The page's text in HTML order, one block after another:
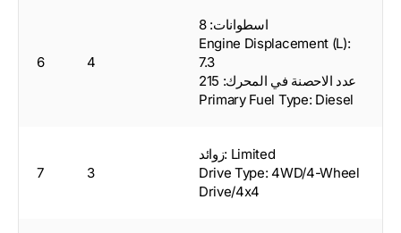
6 4
اسطوانات: 8
Engine Displacement (L):
7.3
عدد الاحصنة في المحرك: 215
Primary Fuel Type: Diesel
7 3
زوائد: Limited
Drive Type: 4WD/4-Wheel
Drive/4x4